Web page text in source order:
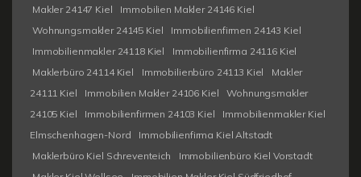
Makler 24147 Kiel
Immobilien Makler 24146 Kiel
Wohnungsmakler 24145 Kiel
Immobilienfirmen 24143 Kiel
Immobilienmakler 24118 Kiel
Immobilienfirma 24116 Kiel
Maklerbüro 24114 Kiel
Immobilienbüro 24113 Kiel
Makler
24111 Kiel
Immobilien Makler 24106 Kiel
Wohnungsmakler
24105 Kiel
Immobilienfirmen 24103 Kiel
Immobilienmakler Kiel
Elmschenhagen-Nord
Immobilienfirma Kiel Altstadt
Maklerbüro Kiel Schreventeich
Immobilienbüro Kiel Vorstadt